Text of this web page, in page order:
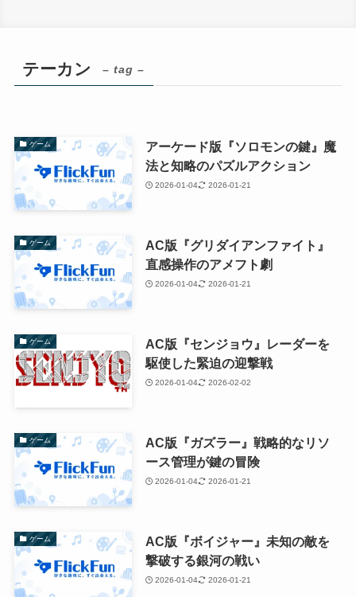
テーカン – tag –
ゲーム
アーケード版『ソロモンの鍵』魔
法と知略のパズルアクション
2026-01-04 2026-01-21
ゲーム
AC版『グリダイアンファイト』
直感操作のアメフト劇
2026-01-04 2026-01-21
ゲーム
AC版『センジョウ』レーダーを
駆使した緊迫の迎撃戦
2026-01-04 2026-02-02
ゲーム
AC版『ガズラー』戦略的なリソ
ース管理が鍵の冒険
2026-01-04 2026-01-21
ゲーム
AC版『ボイジャー』未知の敵を
撃破する銀河の戦い
2026-01-04 2026-01-21